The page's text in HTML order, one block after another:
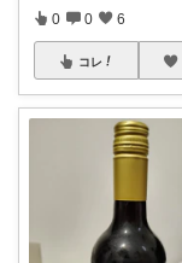
0 0 6
コレ